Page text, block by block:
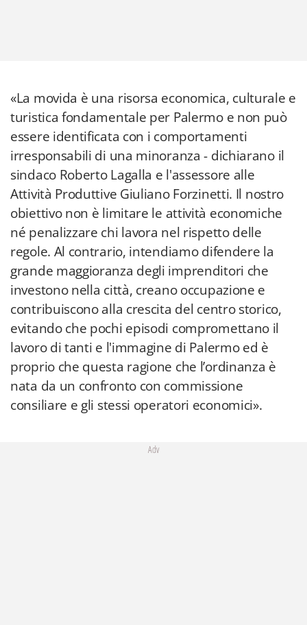
«La movida è una risorsa economica, culturale e
turistica fondamentale per Palermo e non può
essere identificata con i comportamenti
irresponsabili di una minoranza - dichiarano il
sindaco Roberto Lagalla e l'assessore alle
Attività Produttive Giuliano Forzinetti. Il nostro
obiettivo non è limitare le attività economiche
né penalizzare chi lavora nel rispetto delle
regole. Al contrario, intendiamo difendere la
grande maggioranza degli imprenditori che
investono nella città, creano occupazione e
contribuiscono alla crescita del centro storico,
evitando che pochi episodi compromettano il
lavoro di tanti e l'immagine di Palermo ed è
proprio che questa ragione che l’ordinanza è
nata da un confronto con commissione
consiliare e gli stessi operatori economici».
Adv